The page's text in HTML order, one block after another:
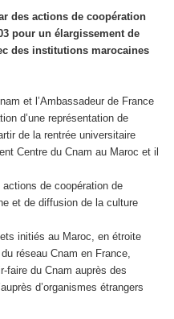
des actions de coopération
pour un élargissement de
des institutions marocaines
et l’Ambassadeur de France
d’une représentation de
de la rentrée universitaire
Centre du Cnam au Maroc et il
de coopération de
et de diffusion de la culture
initiés au Maroc, en étroite
réseau Cnam en France,
faire du Cnam auprès des
d’organismes étrangers